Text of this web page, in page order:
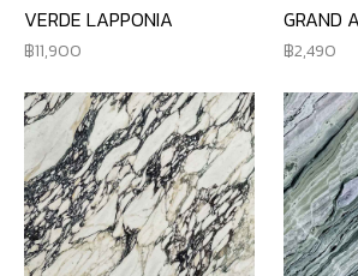
VERDE LAPPONIA
11,900
GRAND
2,490